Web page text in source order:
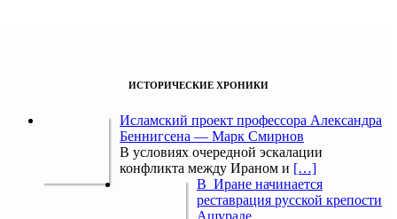
ИСТОРИЧЕСКИЕ ХРОНИКИ
Исламский проект профессора Александра
Беннигсена — Марк Смирнов
В условиях очередной эскалации
конфликта между Ираном и […]
В Иране начинается
реставрация русской крепости